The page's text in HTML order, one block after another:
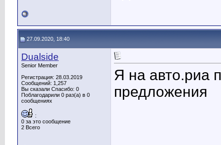
27.09.2020, 18:40
Dualside
Senior Member
Регистрация: 28.03.2019
Сообщений: 1,257
Вы сказали Спасибо: 0
Поблагодарили 0 раз(а) в 0
сообщениях
:
0 за это сообщение
2 Всего
Я на авто.риа
предложения